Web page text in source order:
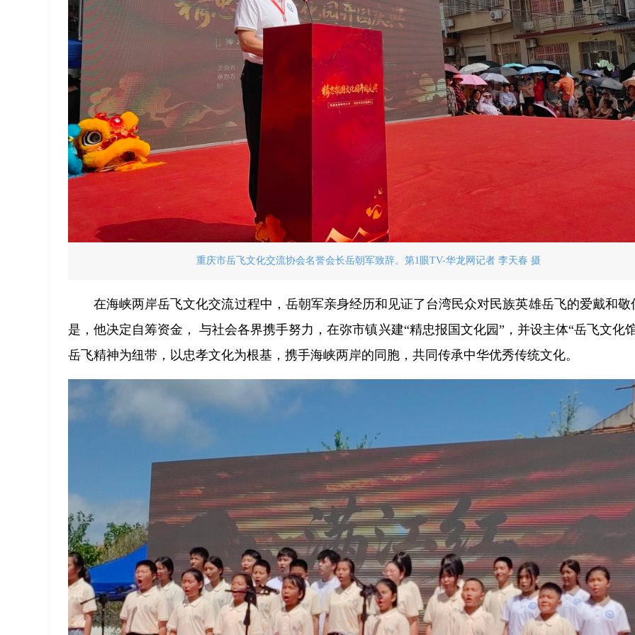
重庆市岳飞文化交流协会名誉会长岳朝军致辞。第1眼TV-华龙网记者 李天春 摄
在海峡两岸岳飞文化交流过程中，岳朝军亲身经历和见证了台湾民众对民族英雄岳飞的爱戴和敬
是，他决定自筹资金， 与社会各界携手努力，在弥市镇兴建“精忠报国文化园”，并设主体“岳飞文化
岳飞精神为纽带，以忠孝文化为根基，携手海峡两岸的同胞，共同传承中华优秀传统文化。